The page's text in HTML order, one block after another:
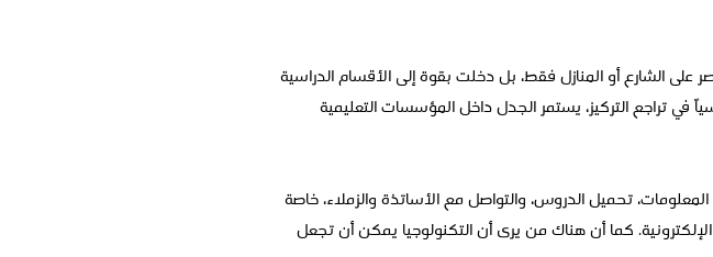
على الشارع أو المنازل فقط، بل دخلت بقوة إلى الأقسام الدراسية
في تراجع التركيز، يستمر الجدل داخل المؤسسات التعليمية
تحميل الدروس، والتواصل مع الأساتذة والزملاء، خاصة
كما أن هناك من يرى أن التكنولوجيا يمكن أن تجعل